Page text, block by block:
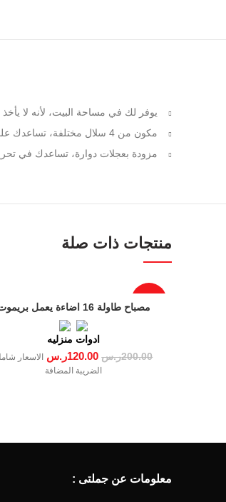
يوفر لك في مساحة البيت، لأنه لا
مكون من 4 سلال مختلفة، تساعدك على تخزين أكبر عدد من الأغراض.
مزودة بعجلات دوارة، تساعدك في
منتجات ذات صلة
مصباح طاولة 16 اضاءة يعمل بريموت
ادوات منزليه
200.00ر.س 120.00ر.س
الاسعار
الضريبة المضافة
معلومات عن جملتى :